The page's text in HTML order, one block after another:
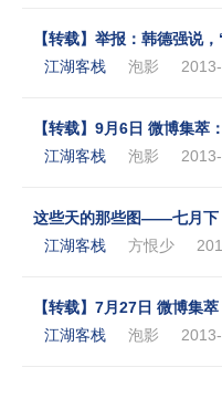
【转载】举报：韩德强说
江湖客栈
泡影
【转载】9月6日 微博集萃
江湖客栈
泡影
这些天的那些图——七月下
江湖客栈
方恨少
【转载】7月27日 微博集
江湖客栈
泡影